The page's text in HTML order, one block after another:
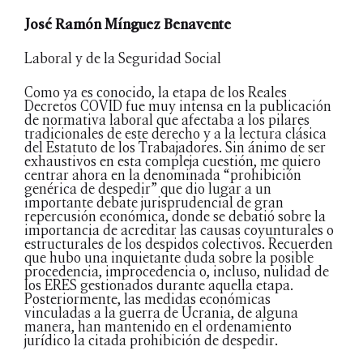
José Ramón Mínguez Benavente
Laboral y de la Seguridad Social
Como ya es conocido, la etapa de los Reales
Decretos COVID fue muy intensa en la publicación
de normativa laboral que afectaba a los pilares
tradicionales de este derecho y a la lectura clásica
del Estatuto de los Trabajadores. Sin ánimo de ser
exhaustivos en esta compleja cuestión, me quiero
centrar ahora en la denominada “prohibición
genérica de despedir” que dio lugar a un
importante debate jurisprudencial de gran
repercusión económica, donde se debatió sobre la
importancia de acreditar las causas coyunturales o
estructurales de los despidos colectivos. Recuerden
que hubo una inquietante duda sobre la posible
procedencia, improcedencia o, incluso, nulidad de
los ERES gestionados durante aquella etapa.
Posteriormente, las medidas económicas
vinculadas a la guerra de Ucrania, de alguna
manera, han mantenido en el ordenamiento
jurídico la citada prohibición de despedir.